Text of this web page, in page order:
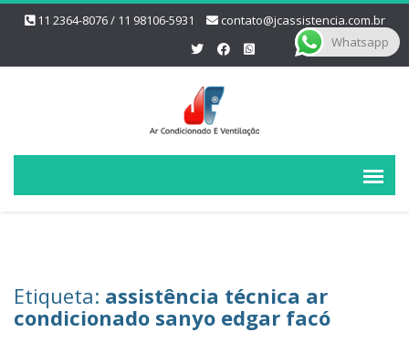
11 2364-8076 / 11 98106-5931 contato@jcassistencia.com.br
Etiqueta: assistência técnica ar
condicionado sanyo edgar facó
Whatsapp